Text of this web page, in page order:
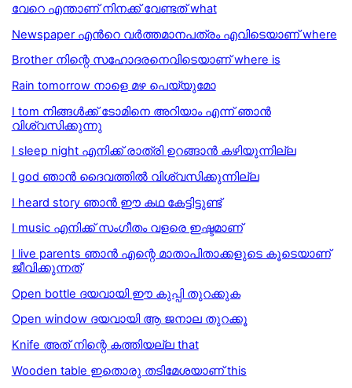
വേറെ എന്താണ് നിനക്ക് വേണ്ടത് what
Newspaper എൻറെ വർത്തമാനപത്രം എവിടെയാണ് where
Brother നിന്റെ സഹോദരനെവിടെയാണ് where is
Rain tomorrow നാളെ മഴ പെയ്യുമോ
I tom നിങ്ങള്‍ക്ക് ടോമിനെ അറിയാം എന്ന് ഞാന്‍
വിശ്വസിക്കുന്നു
I sleep night എനിക്ക് രാത്രി ഉറങ്ങാൻ കഴിയുന്നില്ല
I god ഞാന്‍ ദൈവത്തില്‍ വിശ്വസിക്കുന്നില്ല
I heard story ഞാൻ ഈ കഥ കേട്ടിട്ടുണ്ട്
I music എനിക്ക് സംഗീതം വളരെ ഇഷ്ടമാണ്
I live parents ഞാൻ എന്റെ മാതാപിതാക്കളുടെ കൂടെയാണ്
ജീവിക്കുന്നത്
Open bottle ദയവായി ഈ കുപ്പി തുറക്കുക
Open window ദയവായി ആ ജനാല തുറക്കൂ
Knife അത് നിന്റെ കത്തിയല്ല that
Wooden table ഇതൊരു തടിമേശയാണ് this